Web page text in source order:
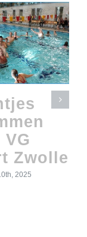
Zwolle
2025